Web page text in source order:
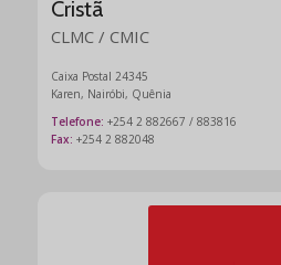
Cristã
CLMC / CMIC
Caixa Postal 24345
Karen, Nairóbi, Quênia
Telefone: +254 2 882667 / 883816
Fax: +254 2 882048